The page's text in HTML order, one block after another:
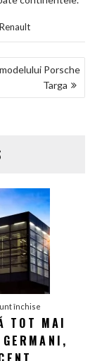
Renault
Porsche
Targa
închise
Povara
datoriilor
TOT MAI